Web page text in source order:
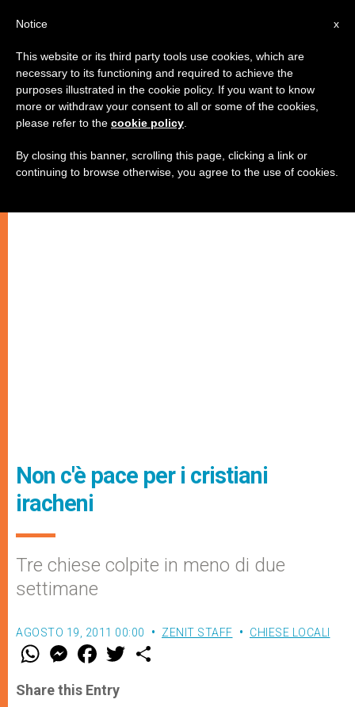
Non c'è pace per i cristiani
iracheni
Tre chiese colpite in meno di due
settimane
AGOSTO 19, 2011 00:00 ZENIT STAFF CHIESE LOCALI
W
t
s
M
e
s
e
F
a
e
b
w
Share this Entry
x
Notice
This website or its third party tools use cookies, which are
necessary to its functioning and required to achieve the
purposes illustrated in the cookie policy. If you want to know
more or withdraw your consent to all or some of the cookies,
please refer to the cookie policy
By closing this banner, scrolling this page, clicking a link or
continuing to browse otherwise, you agree to the use of cookies.